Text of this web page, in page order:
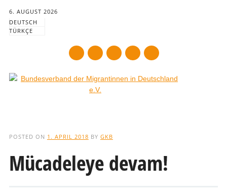
6. AUGUST 2026
DEUTSCH
TÜRKÇE
mail
POSTED ON 1. APRIL 2018 BY GKB
Mücadeleye devam!